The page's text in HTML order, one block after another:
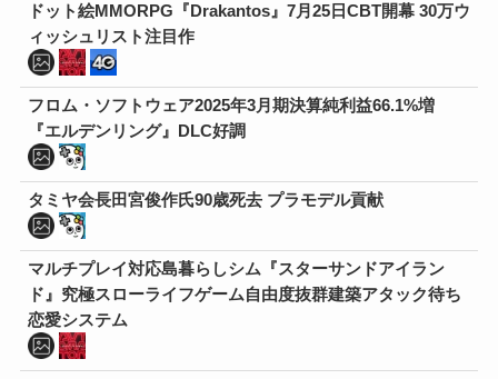
ドット絵MMORPG『Drakantos』7月25日CBT開幕 30万ウ
ィッシュリスト注目作
フロム・ソフトウェア2025年3月期決算純利益66.1%増
『エルデンリング』DLC好調
タミヤ会長田宮俊作氏90歳死去 プラモデル貢献
マルチプレイ対応島暮らしシム『スターサンドアイラン
ド』究極スローライフゲーム自由度抜群建築アタック待ち
恋愛システム